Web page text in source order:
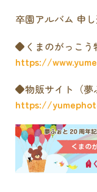
卒園アルバム 申
◆くまのがっこう
https://
◆物販サイト（夢
https://